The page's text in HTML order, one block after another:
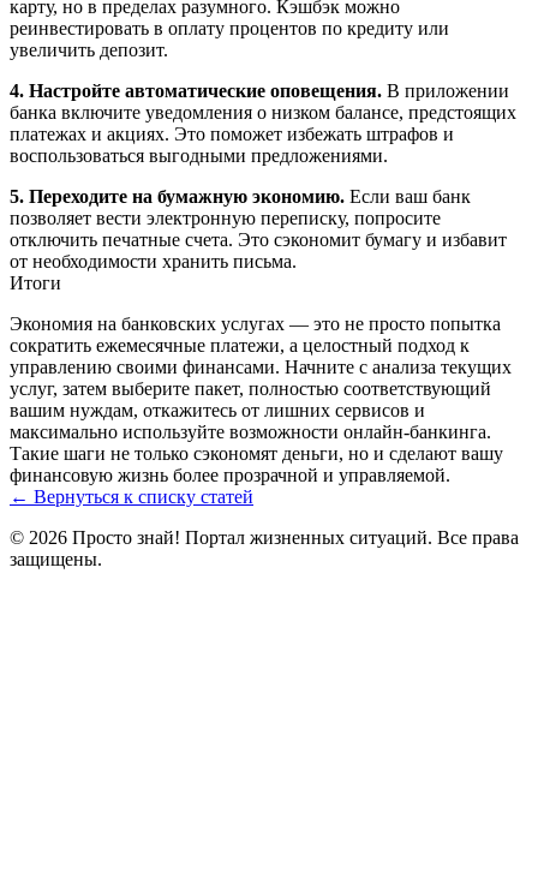
карту, но в пределах разумного. Кэшбэк можно
реинвестировать в оплату процентов по кредиту или
увеличить депозит.
4. Настройте автоматические оповещения. В приложении
банка включите уведомления о низком балансе, предстоящих
платежах и акциях. Это поможет избежать штрафов и
воспользоваться выгодными предложениями.
5. Переходите на бумажную экономию. Если ваш банк
позволяет вести электронную переписку, попросите
отключить печатные счета. Это сэкономит бумагу и избавит
от необходимости хранить письма.
Итоги
Экономия на банковских услугах — это не просто попытка
сократить ежемесячные платежи, а целостный подход к
управлению своими финансами. Начните с анализа текущих
услуг, затем выберите пакет, полностью соответствующий
вашим нуждам, откажитесь от лишних сервисов и
максимально используйте возможности онлайн‑банкинга.
Такие шаги не только сэкономят деньги, но и сделают вашу
финансовую жизнь более прозрачной и управляемой.
← Вернуться к списку статей
© 2026 Просто знай! Портал жизненных ситуаций. Все права
защищены.